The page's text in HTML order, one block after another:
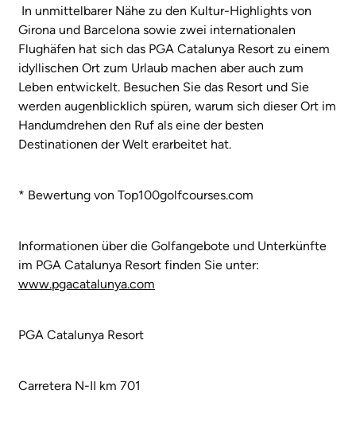
In unmittelbarer Nähe zu den Kultur-Highlights von
Girona und Barcelona sowie zwei internationalen
Flughäfen hat sich das PGA Catalunya Resort zu einem
idyllischen Ort zum Urlaub machen aber auch zum
Leben entwickelt. Besuchen Sie das Resort und Sie
werden augenblicklich spüren, warum sich dieser Ort im
Handumdrehen den Ruf als eine der besten
Destinationen der Welt erarbeitet hat.
* Bewertung von Top100golfcourses.com
Informationen über die Golfangebote und Unterkünfte
im PGA Catalunya Resort finden Sie unter:
www.pgacatalunya.com
PGA Catalunya Resort
Carretera N-II km 701